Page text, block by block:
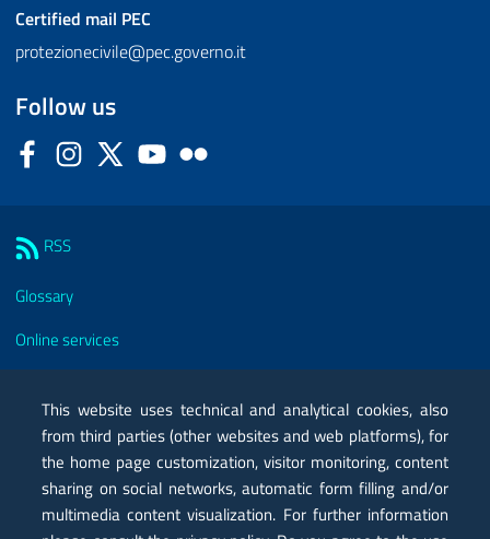
Certified mail PEC
protezionecivile@pec.governo.it
Follow us
FacebookInstagram
Twitter YouTube
RSS
Glossary
Online services
Certified mail PEC
Privacy
Legal notes
This website uses technical and analytical cookies, also
from third parties (other websites and web platforms), for
the home page customization, visitor monitoring, content
sharing on social networks, automatic form filling and/or
multimedia content visualization. For further information